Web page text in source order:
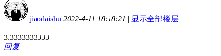
jiaodaishu 2022-4-11 18:18:21 | 显示全部楼层
3.3333333333
回复